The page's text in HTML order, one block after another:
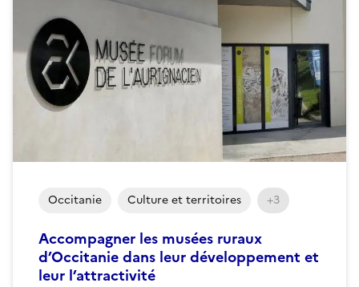
Accompagner les musées ruraux
d’Occitanie dans leur développement et
leur l’attractivité
Occitanie Culture et territoires +3